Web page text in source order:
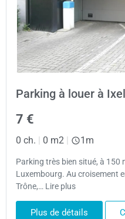
Parking à louer à
7 €
0 ch. | 0 m2 | 1m
Parking très bien situé, à 150
Luxembourg. Au croisement
Trône,… Lire plus
Plus de détails